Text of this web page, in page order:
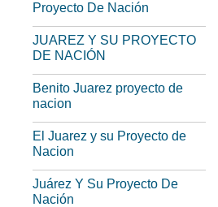
Proyecto De Nación
JUAREZ Y SU PROYECTO
DE NACIÓN
Benito Juarez proyecto de
nacion
El Juarez y su Proyecto de
Nacion
Juárez Y Su Proyecto De
Nación